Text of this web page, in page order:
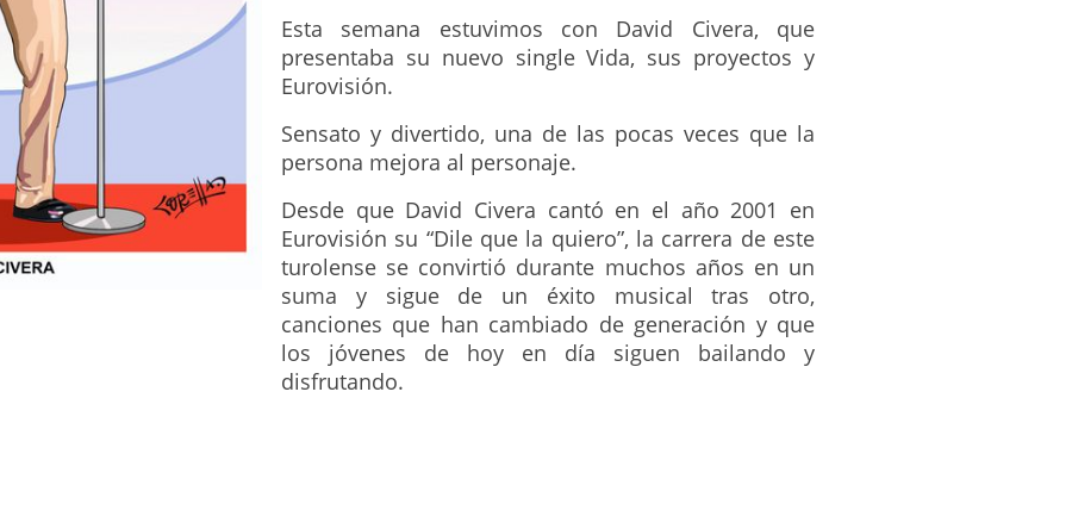
Esta semana estuvimos con David Civera, que
presentaba su nuevo single Vida, sus proyectos y
Eurovisión.
Sensato y divertido, una de las pocas veces que la
persona mejora al personaje.
Desde que David Civera cantó en el año 2001 en
Eurovisión su “Dile que la quiero”, la carrera de este
turolense se convirtió durante muchos años en un
suma y sigue de un éxito musical tras otro,
canciones que han cambiado de generación y que
los jóvenes de hoy en día siguen bailando y
disfrutando.